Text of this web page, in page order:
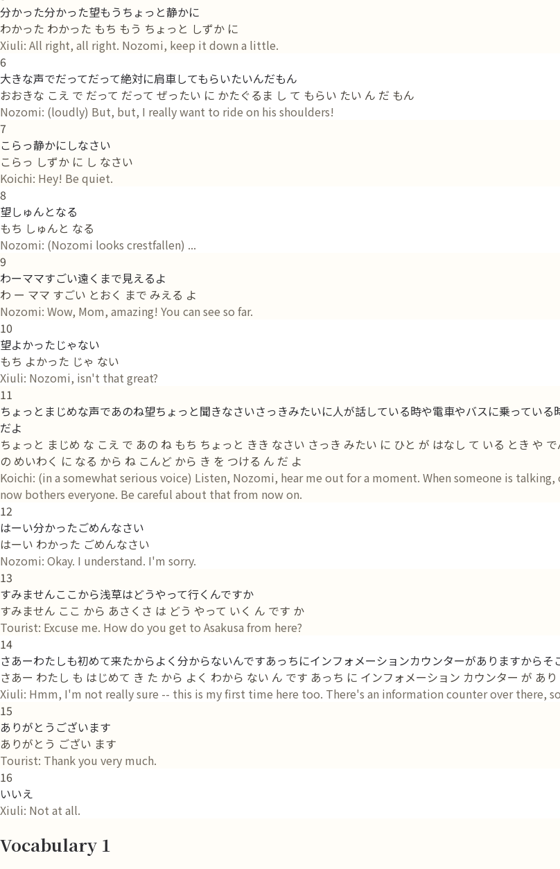
分かった分かった望もうちょっと静かに
わかった わかった もち もう ちょっと しずか に
Xiuli: All right, all right. Nozomi, keep it down a little.
6
大きな声でだってだって絶対に肩車してもらいたいんだもん
おおきな こえ で だって だって ぜったい に かたぐるま し て もらい たい ん だ もん
Nozomi: (loudly) But, but, I really want to ride on his shoulders!
7
こらっ静かにしなさい
こらっ しずか に し なさい
Koichi: Hey! Be quiet.
8
望しゅんとなる
もち しゅんと なる
Nozomi: (Nozomi looks crestfallen) ...
9
わーママすごい遠くまで見えるよ
わ ー ママ すごい とおく まで みえる よ
Nozomi: Wow, Mom, amazing! You can see so far.
10
望よかったじゃない
もち よかった じゃ ない
Xiuli: Nozomi, isn't that great?
11
ちょっとまじめな声であのね望ちょっと聞きなさいさっきみたいに人が話している時や電車やバスに乗ってい
だよ
ちょっと まじめ な こえ で あの ね もち ちょっと きき なさい さっき みたい に ひと が はなし て いる とき や
の めいわく に なる から ね こんど から き を つける ん だ よ
Koichi: (in a somewhat serious voice) Listen, Nozomi, hear me out for a moment. When someone is
now bothers everyone. Be careful about that from now on.
12
はーい分かったごめんなさい
はーい わかった ごめんなさい
Nozomi: Okay. I understand. I'm sorry.
13
すみませんここから浅草はどうやって行くんですか
すみません ここ から あさくさ は どう やって いく ん です か
Tourist: Excuse me. How do you get to Asakusa from here?
14
さあーわたしも初めて来たからよく分からないんですあっちにインフォメーションカウンターがありますからそ
さあー わたし も はじめて き た から よく わから ない ん です あっち に インフォメーション カウンター が あ
Xiuli: Hmm, I'm not really sure -- this is my first time here too. There's an information counter over there,
15
ありがとうございます
ありがとう ござい ます
Tourist: Thank you very much.
16
いいえ
Xiuli: Not at all.
Vocabulary 1